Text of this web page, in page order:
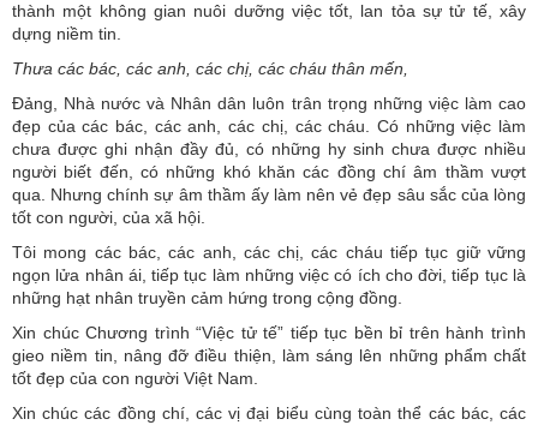
thành một không gian nuôi dưỡng việc tốt, lan tỏa sự tử tế, xây
dựng niềm tin.
Thưa các bác, các anh, các chị, các cháu thân mến,
Đảng, Nhà nước và Nhân dân luôn trân trọng những việc làm cao
đẹp của các bác, các anh, các chị, các cháu. Có những việc làm
chưa được ghi nhận đầy đủ, có những hy sinh chưa được nhiều
người biết đến, có những khó khăn các đồng chí âm thầm vượt
qua. Nhưng chính sự âm thầm ấy làm nên vẻ đẹp sâu sắc của lòng
tốt con người, của xã hội.
Tôi mong các bác, các anh, các chị, các cháu tiếp tục giữ vững
ngọn lửa nhân ái, tiếp tục làm những việc có ích cho đời, tiếp tục là
những hạt nhân truyền cảm hứng trong cộng đồng.
Xin chúc Chương trình “Việc tử tế” tiếp tục bền bỉ trên hành trình
gieo niềm tin, nâng đỡ điều thiện, làm sáng lên những phẩm chất
tốt đẹp của con người Việt Nam.
Xin chúc các đồng chí, các vị đại biểu cùng toàn thể các bác, các